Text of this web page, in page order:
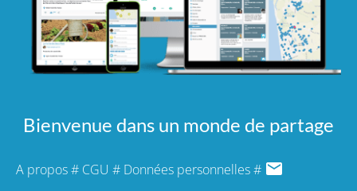
Bienvenue dans un monde de partage
A propos# CGU # Données personnelles#